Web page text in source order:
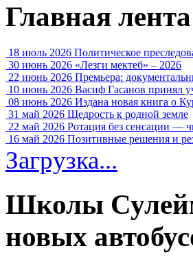
Главная лента
18 июль 2026 Политическое
30 июнь 2026 «Лезги мектеб» – 2026
22 июнь 2026 Премьера:
10 июнь 2026 Васиф Гасанов принял
08 июнь 2026 Издана новая книга о
31 май 2026 Щедрость к родной земле
22 май 2026 Ротация без сенсации —
16 май 2026 Позитивные решения и
Загрузка...
Школы
новых